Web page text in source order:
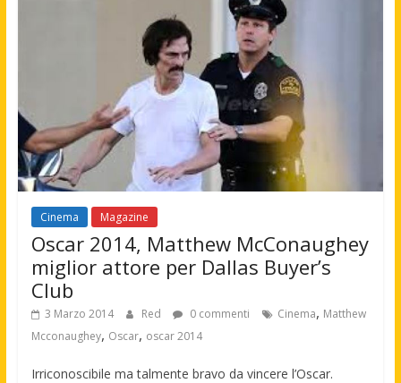
Cinema Magazine
Oscar 2014, Matthew McConaughey
miglior attore per Dallas Buyer’s
Club
3 Marzo 2014 Red 0 commenti Cinema, Matthew
Mcconaughey, Oscar, oscar 2014
Irriconoscibile ma talmente bravo da vincere l’Oscar.